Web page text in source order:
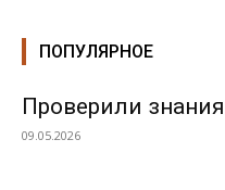
ПОПУЛЯРНОЕ
Проверили знания
09.05.2026